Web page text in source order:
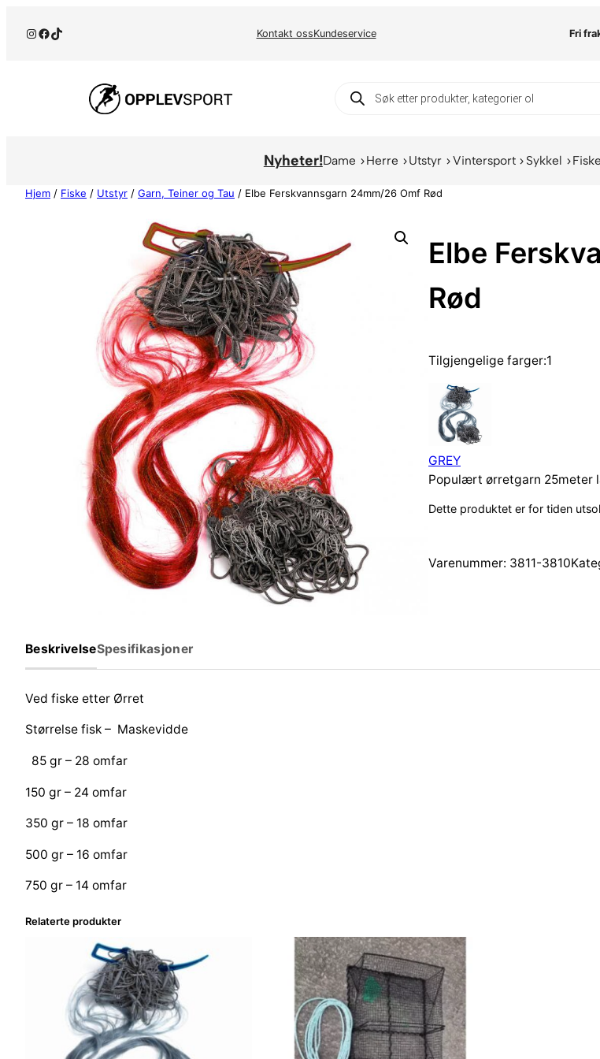
Instagram
Facebook
TikTok Kontakt ossKundeservice Fri
Products
search
Nyheter!Dame Herre Utstyr Vintersport Sykkel Fiske
Hjem / Fiske / Utstyr / Garn, Teiner og Tau / Elbe Ferskvannsgarn 24mm/26 Omf Rød
Elbe
Rød
Tilgjengelige farger:1
GREY
Populært ørretgarn 25meter
Dette produktet er for tiden
Varenummer: 3811-3810
BeskrivelseSpesifikasjoner
Ved fiske etter Ørret
Størrelse fisk – Maskevidde
85 gr – 28 omfar
150 gr – 24 omfar
350 gr – 18 omfar
500 gr – 16 omfar
750 gr – 14 omfar
Relaterte produkter